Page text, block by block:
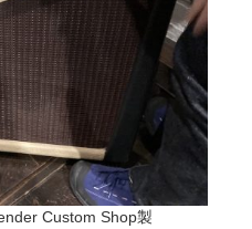
Custom Shop製